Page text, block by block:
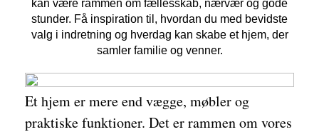
kan være rammen om fællesskab, nærvær og gode
stunder. Få inspiration til, hvordan du med bevidste
valg i indretning og hverdag kan skabe et hjem, der
samler familie og venner.
Et hjem er mere end vægge, møbler og
praktiske funktioner. Det er rammen om vores